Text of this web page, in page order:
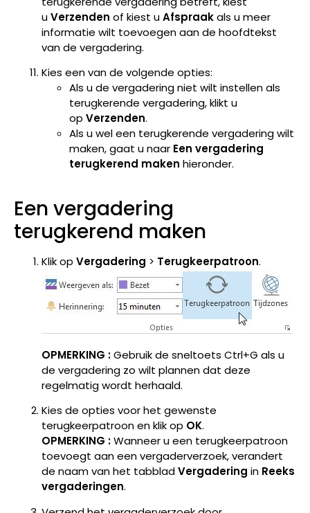
uVerzenden of kiest uAfspraakals u meer
informatie wilt toevoegen aan de hoofdtekst
van de vergadering.
Kies een van de volgende opties:
Als u de vergadering niet wilt instellen als
terugkerende vergadering, klikt u
op Verzenden.
Als u wel een terugkerende vergadering wilt
maken, gaat u naar Een vergadering
terugkerend maken hieronder.
Een vergadering
terugkerend maken
Klik op Vergadering > Terugkeerpatroon.
OPMERKING :Gebruik de sneltoets Ctrl+G als u
de vergadering zo wilt plannen dat deze
regelmatig wordt herhaald.
Kies de opties voor het gewenste
terugkeerpatroon en klik op OK.
OPMERKING :Wanneer u een terugkeerpatroon
toevoegt aan een vergaderverzoek, verandert
de naam van het tabbladVergadering in Reeks
vergaderingen.